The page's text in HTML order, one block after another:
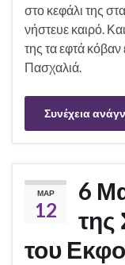
στο κεφάλι της
νήστευε καιρό.
της τα εφτά κόβαν
Πασχαλιά.
Συνέχεια
ΜΑΡ
12
6
της
του